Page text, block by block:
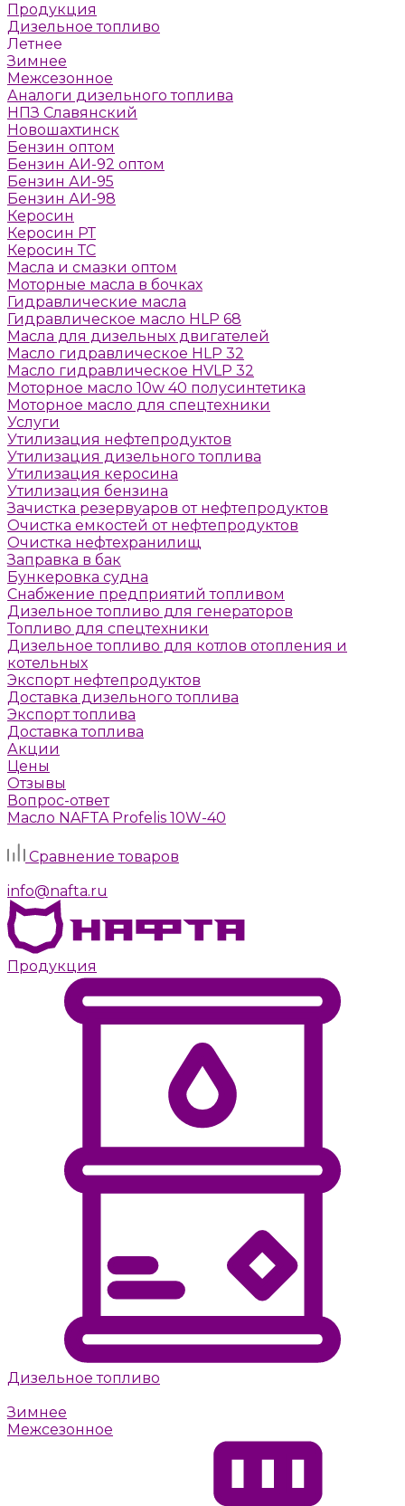
Продукция
Дизельное топливо
Летнее
Зимнее
Межсезонное
Аналоги дизельного топлива
НПЗ Славянский
Новошахтинск
Бензин оптом
Бензин АИ-92 оптом
Бензин АИ-95
Бензин АИ-98
Керосин
Керосин РТ
Керосин ТС
Масла и смазки оптом
Моторные масла в бочках
Гидравлические масла
Гидравлическое масло HLP 68
Масла для дизельных двигателей
Масло гидравлическое HLP 32
Масло гидравлическое HVLP 32
Моторное масло 10w 40 полусинтетика
Моторное масло для спецтехники
Услуги
Утилизация нефтепродуктов
Утилизация дизельного топлива
Утилизация керосина
Утилизация бензина
Зачистка резервуаров от нефтепродуктов
Очистка емкостей от нефтепродуктов
Очистка нефтехранилищ
Заправка в бак
Бункеровка судна
Снабжение предприятий топливом
Дизельное топливо для генераторов
Топливо для спецтехники
Дизельное топливо для котлов отопления и
котельных
Экспорт нефтепродуктов
Доставка дизельного топлива
Экспорт топлива
Доставка топлива
Акции
Цены
Отзывы
Вопрос-ответ
Масло NAFTA Profelis 10W-40
Сравнение товаров
info@nafta.ru
Продукция
Дизельное топливо
Зимнее
Межсезонное